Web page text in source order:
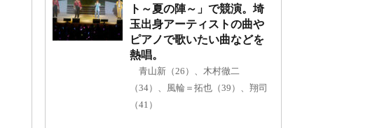
ト～夏の陣～」で競演。埼
玉出身アーティストの曲や
ピアノで歌いたい曲などを
熱唱。
青山新（26）、木村徹二
（34）、風輪＝拓也（39）、翔司
（41）